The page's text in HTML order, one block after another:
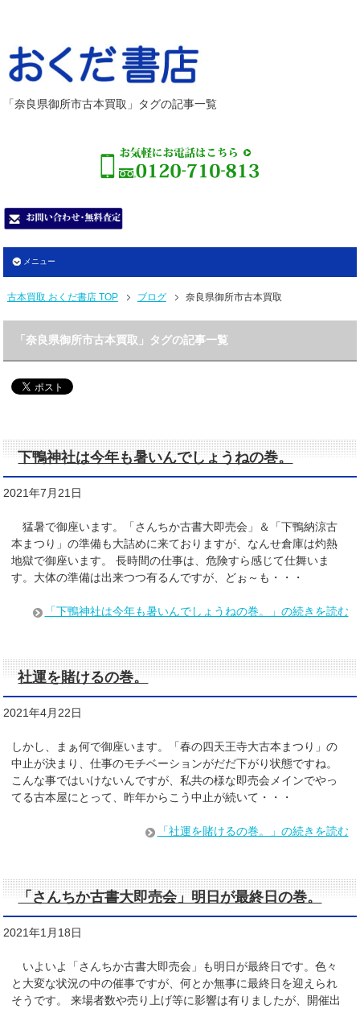
「奈良県御所市古本買取」タグの記事一覧
メニュー
古本買取 おくだ書店 TOP ブログ 奈良県御所市古本買取
「奈良県御所市古本買取」タグの記事一覧
下鴨神社は今年も暑いんでしょうねの巻。
2021年7月21日
猛暑で御座います。「さんちか古書大即売会」＆「下鴨納涼古
本まつり」の準備も大詰めに来ておりますが、なんせ倉庫は灼熱
地獄で御座います。 長時間の仕事は、危険すら感じて仕舞いま
す。大体の準備は出来つつ有るんですが、どぉ～も・・・
「下鴨神社は今年も暑いんでしょうねの巻。」の続きを読む
社運を賭けるの巻。
2021年4月22日
しかし、まぁ何で御座います。「春の四天王寺大古本まつり」の
中止が決まり、仕事のモチベーションがだだ下がり状態ですね。
こんな事ではいけないんですが、私共の様な即売会メインでやっ
てる古本屋にとって、昨年からこう中止が続いて・・・
「社運を賭けるの巻。」の続きを読む
「さんちか古書大即売会」明日が最終日の巻。
2021年1月18日
いよいよ「さんちか古書大即売会」も明日が最終日です。色々
と大変な状況の中の催事ですが、何とか無事に最終日を迎えられ
そうです。 来場者数や売り上げ等に影響は有りましたが、開催出